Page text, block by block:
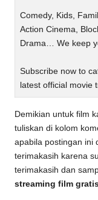
Comedy, Kids,
Action Cinema,
Drama… We keep
Subscribe now to
latest official movie
Demikian untuk film
tuliskan di kolom
apabila postingan ini
terimakasih karena
terimakasih dan
streaming film